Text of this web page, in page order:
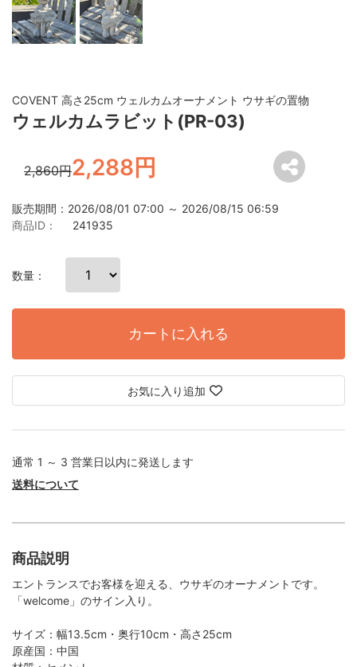
COVENT 高さ25cm ウェルカムオーナメント ウサギの置物
ウェルカムラビット(PR-03)
2,860円2,288円
販売期間：2026/08/01 07:00 ～ 2026/08/15 06:59
商品ID：
241935
数量：
カートに入れる
お気に入り追加
通常 1 ～ 3 営業日以内に発送します
送料について
商品説明
エントランスでお客様を迎える、ウサギのオーナメントです。
「welcome」のサイン入り。
サイズ：幅13.5cm・奥行10cm・高さ25cm
原産国：中国